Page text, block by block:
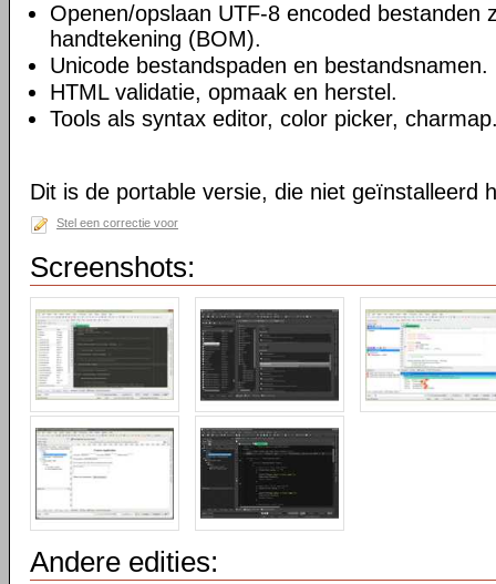
Openen/opslaan UTF-8 encoded bestanden
handtekening (BOM).
Unicode bestandspaden en bestandsnamen.
HTML validatie, opmaak en herstel.
Tools als syntax editor, color picker,
Dit is de portable versie, die niet geïnstalleerd
Stel een correctie voor
Screenshots:
Andere edities: